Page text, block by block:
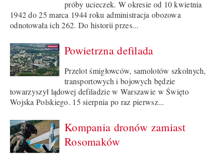
próby ucieczek. W okresie od 10 kwietnia
1942 do 25 marca 1944 roku administracja obozowa
odnotowała ich 262. Do historii przes...
Powietrzna defilada
Przelot śmigłowców, samolotów szkolnych,
transportowych i bojowych będzie
towarzyszył lądowej defiladzie w Warszawie w Święto
Wojska Polskiego. 15 sierpnia po raz pierwsz...
Kompania dronów zamiast
Rosomaków